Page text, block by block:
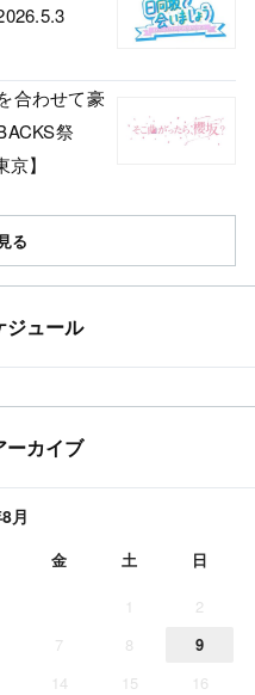
合わせて豪
祭
】
る
ジュール
ーカイブ
月
金 土 日
1
2
7 8
9
14 15
16